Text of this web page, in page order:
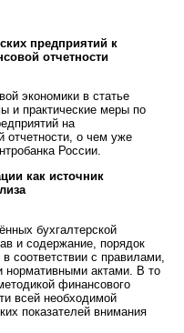
предприятий к
отчетности
экономики в статье
и практические меры по
на
о чем уже
России.
как источник
бухгалтерской
и содержание, порядок
соответствии с правилами,
нормативными актами. В то
финансового
всей необходимой
показателей внимания